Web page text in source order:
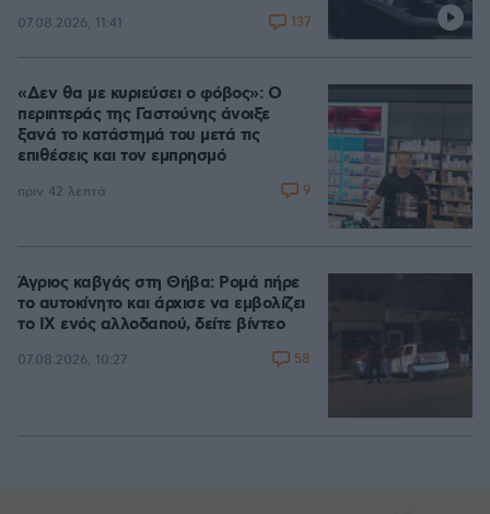
07.08.2026, 11:41 137
«Δεν θα με κυριεύσει ο φόβος»: Ο
περιπτεράς της Γαστούνης άνοιξε
ξανά το κατάστημά του μετά τις
επιθέσεις και τον εμπρησμό
πριν 42 λεπτά 9
Άγριος καβγάς στη Θήβα: Ρομά πήρε
το αυτοκίνητο και άρχισε να εμβολίζει
το ΙΧ ενός αλλοδαπού, δείτε βίντεο
07.08.2026, 10:27 58